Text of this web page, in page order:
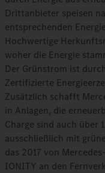
Drittanbieter speisen
entsprechenden
Hochwertige
woher die Energie
Der Grünstrom ist
Zertifizierte
Zusätzlich schafft
in Anlagen, die
Charge sind auch über
ausschließlich mit
das 2017 von
IONITY an den